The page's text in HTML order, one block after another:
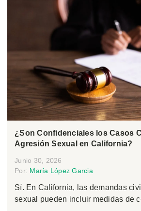
¿Son Confidenciales los Casos
Agresión Sexual en California?
Junio 30, 2026
Por: María López Garcia
Sí. En California, las demandas
sexual pueden incluir medidas de